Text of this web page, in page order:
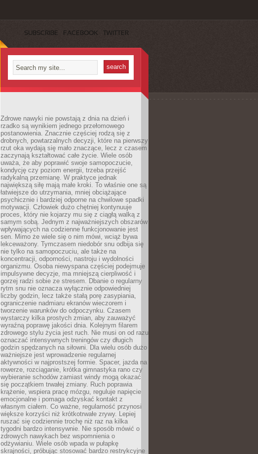
SUBSCRIBE FACEBOOK TWITTER
Zdrowe nawyki nie powstają z dnia na dzień i
rzadko są wynikiem jednego przełomowego
postanowienia. Znacznie częściej rodzą się z
drobnych, powtarzalnych decyzji, które na pierwszy
rzut oka wydają się mało znaczące, lecz z czasem
zaczynają kształtować całe życie. Wiele osób
uważa, że aby poprawić swoje samopoczucie,
kondycję czy poziom energii, trzeba przejść
radykalną przemianę. W praktyce jednak
największą siłę mają małe kroki. To właśnie one są
łatwiejsze do utrzymania, mniej obciążające
psychicznie i bardziej odporne na chwilowe spadki
motywacji. Człowiek dużo chętniej kontynuuje
proces, który nie kojarzy mu się z ciągłą walką z
samym sobą. Jednym z najważniejszych obszarów
wpływających na codzienne funkcjonowanie jest
sen. Mimo że wiele się o nim mówi, wciąż bywa
lekceważony. Tymczasem niedobór snu odbija się
nie tylko na samopoczuciu, ale także na
koncentracji, odporności, nastroju i wydolności
organizmu. Osoba niewyspana częściej podejmuje
impulsywne decyzje, ma mniejszą cierpliwość i
gorzej radzi sobie ze stresem. Dbanie o regularny
rytm snu nie oznacza wyłącznie odpowiedniej
liczby godzin, lecz także stałą porę zasypiania,
ograniczenie nadmiaru ekranów wieczorem i
tworzenie warunków do odpoczynku. Czasem
wystarczy kilka prostych zmian, aby zauważyć
wyraźną poprawę jakości dnia. Kolejnym filarem
zdrowego stylu życia jest ruch. Nie musi on od razu
oznaczać intensywnych treningów czy długich
godzin spędzanych na siłowni. Dla wielu osób dużo
ważniejsze jest wprowadzenie regularnej
aktywności w najprostszej formie. Spacer, jazda na
rowerze, rozciąganie, krótka gimnastyka rano czy
wybieranie schodów zamiast windy mogą okazać
się początkiem trwałej zmiany. Ruch poprawia
krążenie, wspiera pracę mózgu, reguluje napięcie
emocjonalne i pomaga odzyskać kontakt z
własnym ciałem. Co ważne, regularność przynosi
większe korzyści niż krótkotrwałe zrywy. Lepiej
ruszać się codziennie trochę niż raz na kilka
tygodni bardzo intensywnie. Nie sposób mówić o
zdrowych nawykach bez wspomnienia o
odżywianiu. Wiele osób wpada w pułapkę
skrajności, próbując stosować bardzo restrykcyjne